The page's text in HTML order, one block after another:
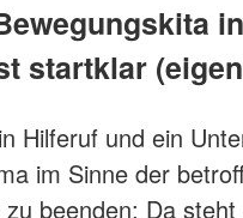
startklar
Hilferuf und ein
im Sinne der
zu beenden: Da